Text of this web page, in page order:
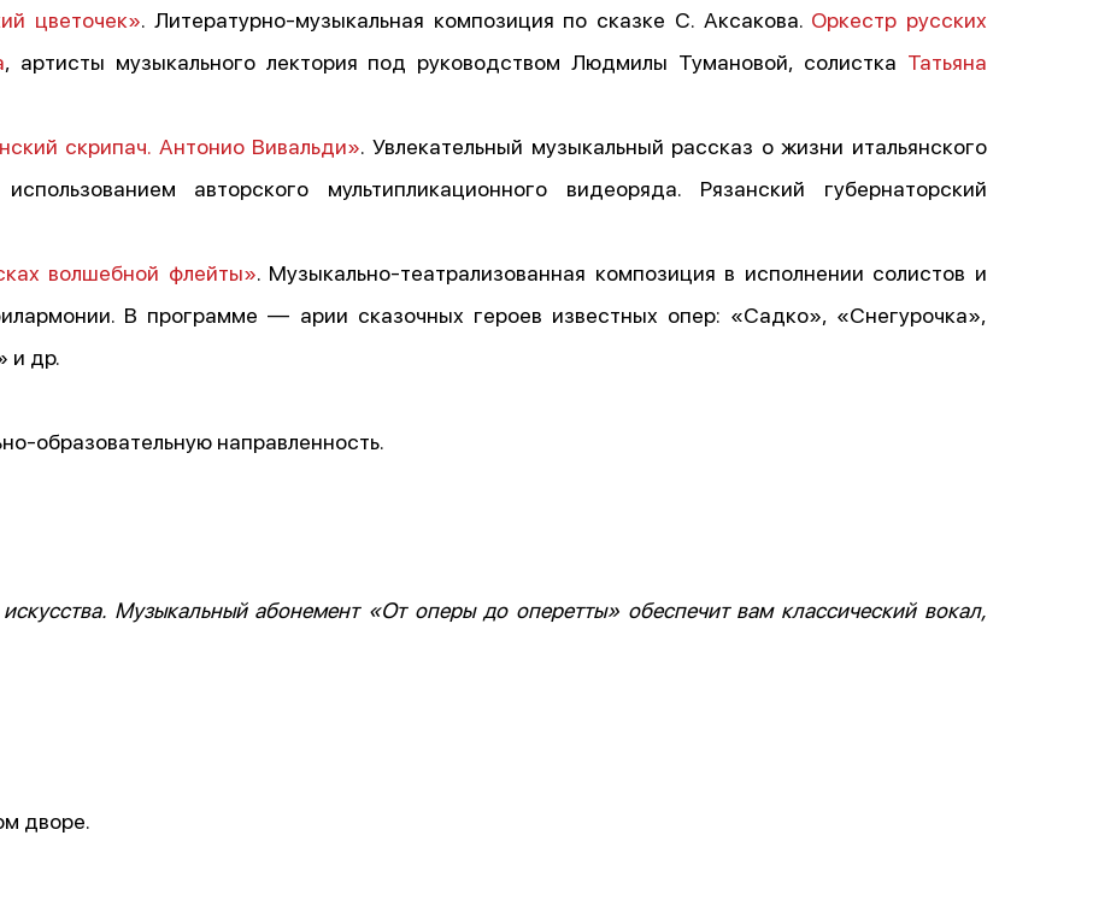
цветочек». Литературно-музыкальная композиция по сказке С. Аксакова. Оркестр русских
, артисты музыкального лектория под руководством Людмилы Тумановой, солистка Татьяна
скрипач. Антонио Вивальди». Увлекательный музыкальный рассказ о жизни итальянского
авторского мультипликационного видеоряда. Рязанский губернаторский
волшебной флейты». Музыкально-театрализованная композиция в исполнении солистов и
В программе — арии сказочных героев известных опер: «Садко», «Снегурочка»,
и др.
образовательную направленность.
Музыкальный абонемент «От оперы до оперетты» обеспечит вам классический вокал,
дворе.